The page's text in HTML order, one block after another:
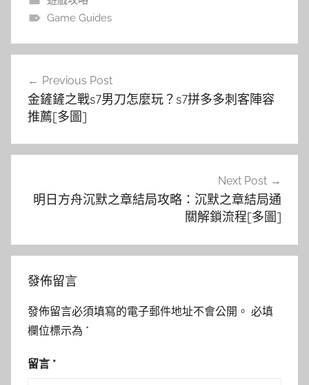
Game Guides
導
覽
Previous Post
金鏟鏟之戰s7男刀怎麼玩？s7拼多多刺客陣容
推薦[多圖]
Next Post
明日方舟沉默之章結局攻略：沉默之章結局通
關解鎖流程[多圖]
發佈留言
發佈留言必須填寫的電子郵件地址不會公開。 必填
欄位標示為 *
留言 *